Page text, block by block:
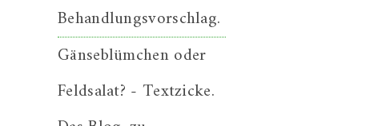
Behandlungsvorschlag.
Gänseblümchen oder
Feldsalat? - Textzicke.